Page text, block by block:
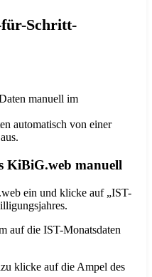
Schritt-
manuell im
automatisch von einer
KiBiG.web manuell
ein und klicke auf „IST-
auf die IST-Monatsdaten
klicke auf die Ampel des